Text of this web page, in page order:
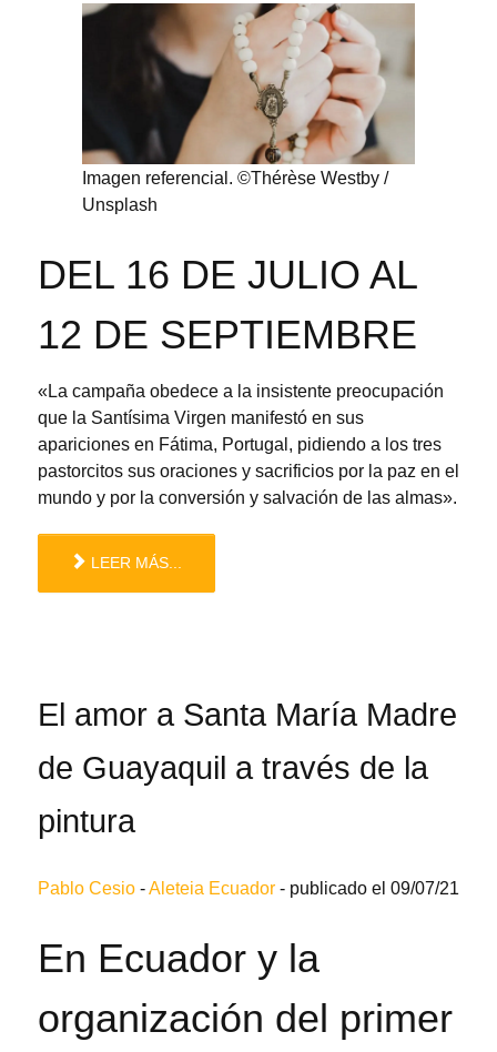
Imagen referencial. ©Thérèse Westby /
Unsplash
DEL 16 DE JULIO AL
12 DE SEPTIEMBRE
«La campaña obedece a la insistente preocupación
que la Santísima Virgen manifestó en sus
apariciones en Fátima, Portugal, pidiendo a los tres
pastorcitos sus oraciones y sacrificios por la paz en el
mundo y por la conversión y salvación de las almas».
LEER MÁS...
El amor a Santa María Madre
de Guayaquil a través de la
pintura
Pablo Cesio -Aleteia Ecuador - publicado el 09/07/21
En Ecuador y la
organización del primer